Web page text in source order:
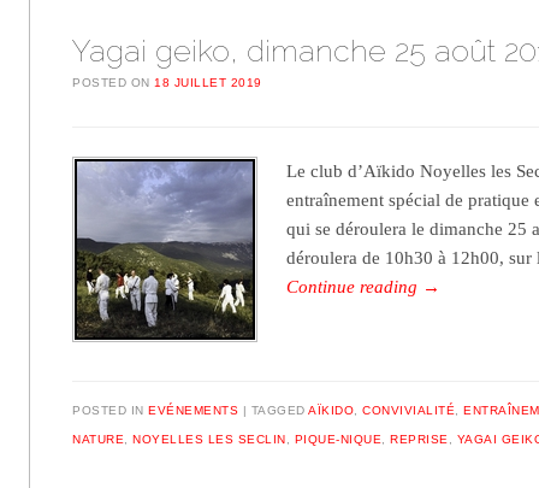
Yagai geiko, dimanche 25 août
POSTED ON18 JUILLET 2019
Le club d’Aïkido Noyelles les
entraînement spécial de
qui se déroulera le dimanche
déroulera de 10h30 à 12h00,
Continue reading →
POSTED INEVÉNEMENTS TAGGEDAÏKIDO ,CONVIVIALITÉ ,
NATURE ,NOYELLES LES SECLIN PIQUE-NIQUE ,REPRISE YAGAI